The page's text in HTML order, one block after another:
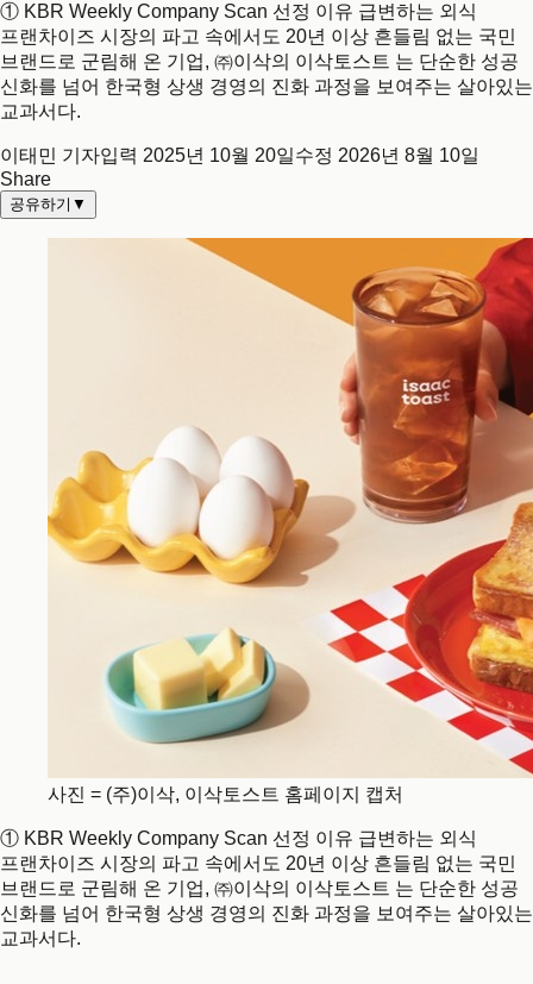
① KBR Weekly Company Scan 선정 이유 급변하는 외식
프랜차이즈 시장의 파고 속에서도 20년 이상 흔들림 없는 국민
브랜드로 군림해 온 기업, ㈜이삭의 이삭토스트 는 단순한 성공
신화를 넘어 한국형 상생 경영의 진화 과정을 보여주는 살아있는
교과서다.
이태민 기자입력 2025년 10월 20일수정 2026년 8월 10일
Share
공유하기 ▼
사진 = (주)이삭, 이삭토스트 홈페이지 캡처
① KBR Weekly Company Scan 선정 이유 급변하는 외식
프랜차이즈 시장의 파고 속에서도 20년 이상 흔들림 없는 국민
브랜드로 군림해 온 기업, ㈜이삭의 이삭토스트 는 단순한 성공
신화를 넘어 한국형 상생 경영의 진화 과정을 보여주는 살아있는
교과서다.